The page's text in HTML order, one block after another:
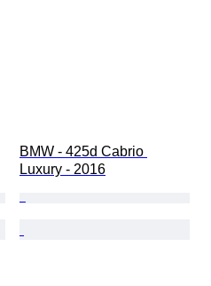
BMW - 425d Cabrio
Luxury - 2016